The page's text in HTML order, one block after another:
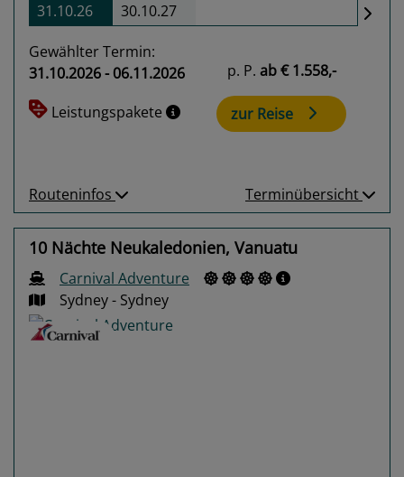
31.10.26
30.10.27
Gewählter Termin:
31.10.2026 - 06.11.2026
Leistungspakete
p. P. ab€ 1.558,-
zur Reise
Routeninfos Terminübersicht
10 Nächte Neukaledonien, Vanuatu
Carnival Adventure
Sydney - Sydney